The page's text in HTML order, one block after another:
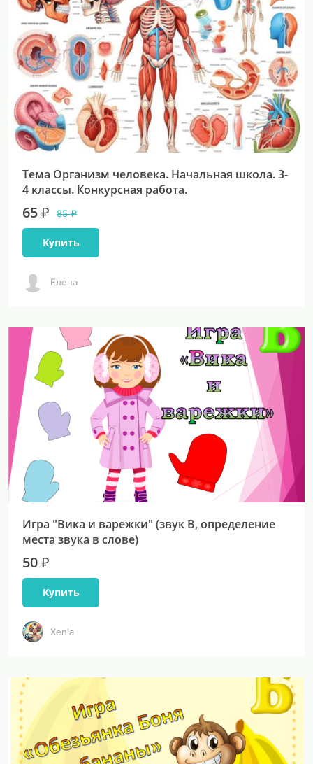
Тема Организм человека. Начальная школа. 3-
4 классы. Конкурсная работа.
65 ₽ 85 ₽
Купить
Елена
Игра "Вика и варежки" (звук В, определение
места звука в слове)
50 ₽
Купить
Xenia